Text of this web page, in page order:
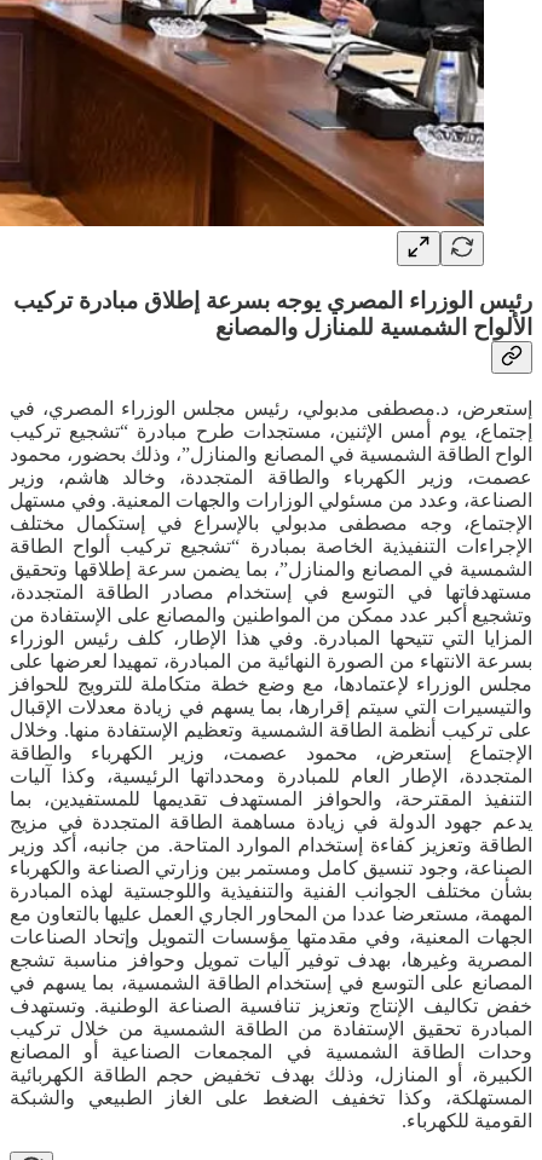
رئيس الوزراء المصري يوجه بسرعة إطلاق مبادرة تركيب
الألواح الشمسية للمنازل والمصانع
إستعرض، د.مصطفى مدبولي، رئيس مجلس الوزراء المصري، في
إجتماع، يوم أمس الإثنين، مستجدات طرح مبادرة “تشجيع تركيب
الواح الطاقة الشمسية في المصانع والمنازل”، وذلك بحضور، محمود
عصمت، وزير الكهرباء والطاقة المتجددة، وخالد هاشم، وزير
الصناعة، وعدد من مسئولي الوزارات والجهات المعنية. وفي مستهل
الإجتماع، وجه مصطفى مدبولي بالإسراع في إستكمال مختلف
الإجراءات التنفيذية الخاصة بمبادرة “تشجيع تركيب ألواح الطاقة
الشمسية في المصانع والمنازل”، بما يضمن سرعة إطلاقها وتحقيق
مستهدفاتها في التوسع في إستخدام مصادر الطاقة المتجددة،
وتشجيع أكبر عدد ممكن من المواطنين والمصانع على الإستفادة من
المزايا التي تتيحها المبادرة. وفي هذا الإطار، كلف رئيس الوزراء
بسرعة الانتهاء من الصورة النهائية من المبادرة، تمهيدا لعرضها على
مجلس الوزراء لإعتمادها، مع وضع خطة متكاملة للترويج للحوافز
والتيسيرات التي سيتم إقرارها، بما يسهم في زيادة معدلات الإقبال
على تركيب أنظمة الطاقة الشمسية وتعظيم الإستفادة منها. وخلال
الإجتماع إستعرض، محمود عصمت، وزير الكهرباء والطاقة
المتجددة، الإطار العام للمبادرة ومحدداتها الرئيسية، وكذا آليات
التنفيذ المقترحة، والحوافز المستهدف تقديمها للمستفيدين، بما
يدعم جهود الدولة في زيادة مساهمة الطاقة المتجددة في مزيج
الطاقة وتعزيز كفاءة إستخدام الموارد المتاحة. من جانبه، أكد وزير
الصناعة، وجود تنسيق كامل ومستمر بين وزارتي الصناعة والكهرباء
بشأن مختلف الجوانب الفنية والتنفيذية واللوجستية لهذه المبادرة
المهمة، مستعرضا عددا من المحاور الجاري العمل عليها بالتعاون مع
الجهات المعنية، وفي مقدمتها مؤسسات التمويل وإتحاد الصناعات
المصرية وغيرها، بهدف توفير آليات تمويل وحوافز مناسبة تشجع
المصانع على التوسع في إستخدام الطاقة الشمسية، بما يسهم في
خفض تكاليف الإنتاج وتعزيز تنافسية الصناعة الوطنية. وتستهدف
المبادرة تحقيق الإستفادة من الطاقة الشمسية من خلال تركيب
وحدات الطاقة الشمسية في المجمعات الصناعية أو المصانع
الكبيرة، أو المنازل، وذلك بهدف تخفيض حجم الطاقة الكهربائية
المستهلكة، وكذا تخفيف الضغط على الغاز الطبيعي والشبكة
القومية للكهرباء.